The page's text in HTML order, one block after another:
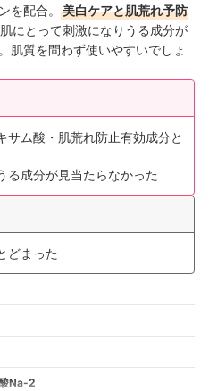
を配合。
美白ケアと肌荒れ予防
にとって刺激になりうる成分が
肌質を問わず使いやすいでしょ
サム酸・肌荒れ防止有効成分と
る成分が見当たらなかった
どまった
Na-2